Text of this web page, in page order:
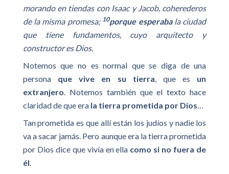
morando en tiendas con Isaac y Jacob, coherederos
de la misma promesa; 10porque esperabala ciudad
que tiene fundamentos, cuyo arquitecto y
constructor es Dios.
Notemos que no es normal que se diga de una
persona que vive en su tierra , que es un
extranjero . Notemos también que el texto hace
claridad de que era la tierra prometida por Dios
Tan prometida es que allí están los judíos y nadie los
va a sacar jamás. Pero aunque era la tierra prometida
por Dios dice que vivía en ella como si no fuera de
él